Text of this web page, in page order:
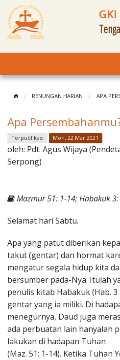
Klasis dan Jemaat
Berita Kegiatan
Materi
RENUNGAN HARIAN APA
Apa
Terpublikasi Mon, 22 Mar 2021
oleh: Pdt. Agus Wijaya
Serpong)
Mazmur 51: 1-14; Habakuk
Selamat hari Sabtu.
Apa yang patut diberikan
takut (gentar) dan hormat
mengatur segala hidup kita
bersumber pada-Nya. Itulah
penulis kitab Habakuk (Hab.
gentar yang ia miliki. Di
menegurnya, Daud juga
ada perbuatan lain hanyalah
lakukan di hadapan Tuhan
(Maz. 51: 1-14). Ketika Tuhan